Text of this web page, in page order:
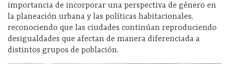
importancia de incorporar una perspectiva de género en
la planeación urbana y las políticas habitacionales,
reconociendo que las ciudades continúan reproduciendo
desigualdades que afectan de manera diferenciada a
distintos grupos de población.